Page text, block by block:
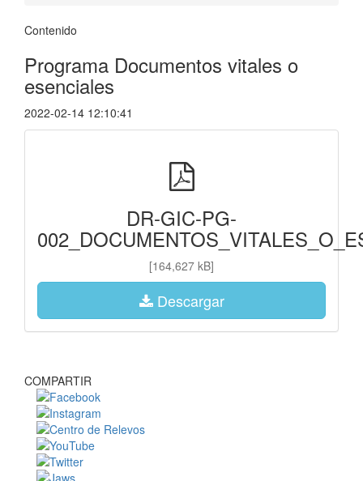
Contenido
Programa Documentos vitales o
esenciales
2022-02-14 12:10:41
DR-GIC-PG-
[164,627 kB]
Descargar
COMPARTIR